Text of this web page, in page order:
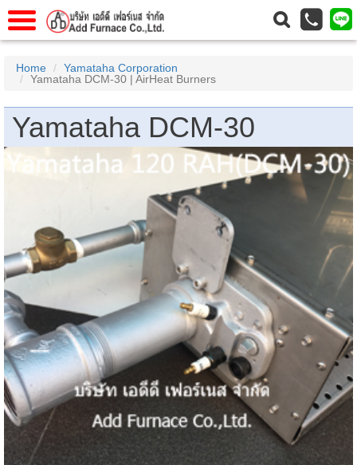
บเราAbout Us
anello
schroder
Home
Yamataha Corporation
Yamataha DCM-30 | AirHeat Burners
Yamataha DCM-30